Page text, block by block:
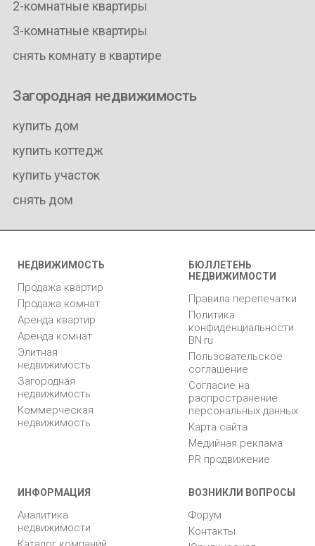
2-комнатные квартиры
3-комнатные квартиры
снять комнату в квартире
Загородная недвижимость
купить дом
купить коттедж
купить участок
снять дом
НЕДВИЖИМОСТЬ
Продажа квартир
Продажа комнат
Аренда квартир
Аренда комнат
Элитная
недвижимость
Загородная
недвижимость
Коммерческая
недвижимость
БЮЛЛЕТЕНЬ
НЕДВИЖИМОСТИ
Правила перепечатки
Политика
конфиденциальности
BN.ru
Пользовательское
соглашение
Согласие на
распространение
персональных данных
Карта сайта
Медийная реклама
PR продвижение
ИНФОРМАЦИЯ
Аналитика
недвижимости
ВОЗНИКЛИ ВОПРОСЫ
Форум
Контакты